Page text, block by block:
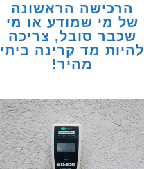
הרכישה הראשונה
של מי שמודע או מי
שכבר סובל, צריכה
להיות מד קרינה ביתי
מהיר!